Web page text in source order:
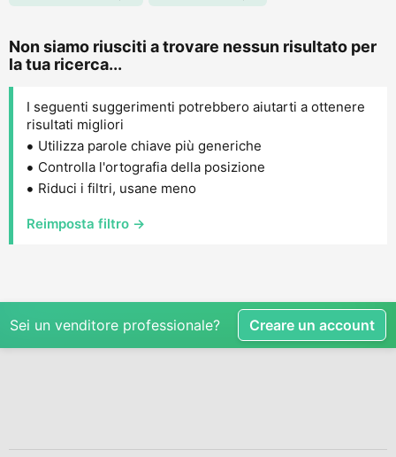
Non siamo riusciti a trovare nessun risultato per
la tua ricerca...
I seguenti suggerimenti potrebbero aiutarti a ottenere
risultati migliori
Utilizza parole chiave più generiche
Controlla l'ortografia della posizione
Riduci i filtri, usane meno
Reimposta filtro →
Sei un venditore professionale? Creare un account